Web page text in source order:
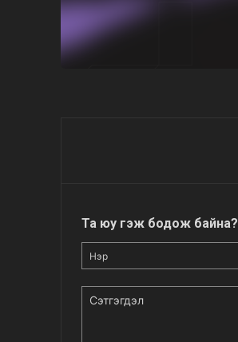
Та юу гэж бодож байна?